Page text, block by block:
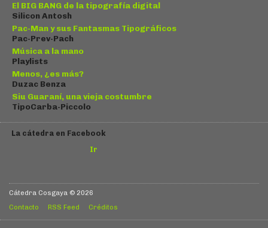
El BIG BANG de la tipografía digital
Silicon Antosh
Pac-Man y sus Fantasmas Tipográficos
Pac-Prev-Pach
Música a la mano
Playlists
Menos, ¿es más?
Duzac Benza
Siu Guaraní, una vieja costumbre
TipoCarba-Piccolo
La cátedra en Facebook
Ir
Cátedra Cosgaya © 2026
Contacto
RSS Feed Créditos